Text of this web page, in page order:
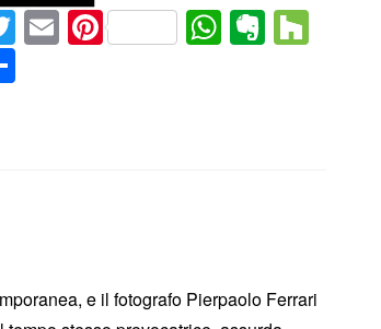
Twitter
EmailPinterestWhatsApp
Evernote
e il fotografo Pierpaolo Ferrari